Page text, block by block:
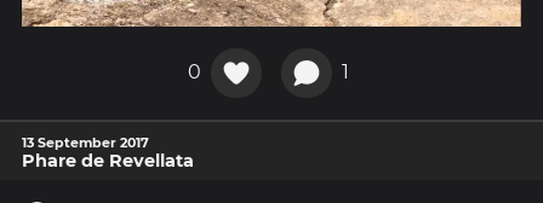
0 1
13 September 2017
Phare de Revellata